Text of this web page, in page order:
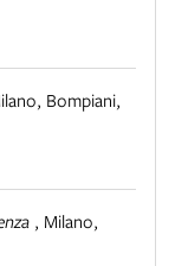
, Bompiani,
, Milano,